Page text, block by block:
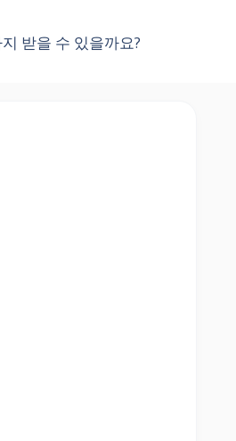
지 받을 수 있을까요?